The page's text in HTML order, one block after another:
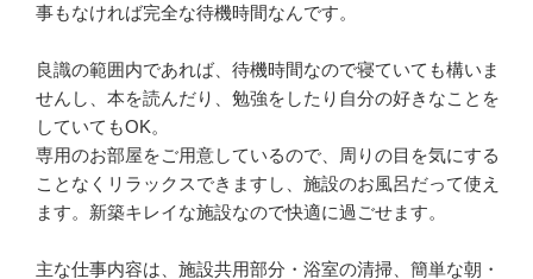
事もなければ完全な待機時間なんです。
良識の範囲内であれば、待機時間なので寝ていても構いま
せんし、本を読んだり、勉強をしたり自分の好きなことを
していてもOK。
専用のお部屋をご用意しているので、周りの目を気にする
ことなくリラックスできますし、施設のお風呂だって使え
ます。新築キレイな施設なので快適に過ごせます。
主な仕事内容は、施設共用部分・浴室の清掃、簡単な朝・